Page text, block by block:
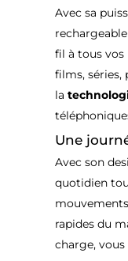
Avec sa
fil à tous vos
films, séries,
la
Une
Avec son
quotidien
rapides du
charge,